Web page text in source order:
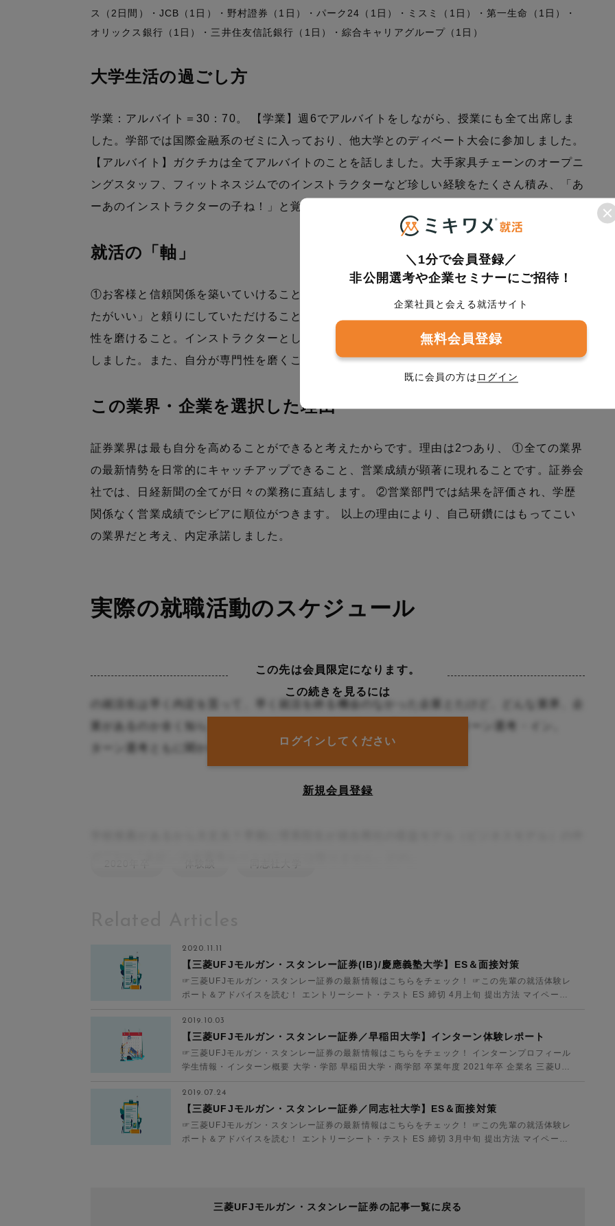
ス（2日間）・JCB（1日）・野村證券（1日）・パーク24（1日）・ミスミ（1日）・第一生命（1日）・
オリックス銀行（1日）・三井住友信託銀行（1日）・綜合キャリアグループ（1日）
大学生活の過ごし方
学業：アルバイト＝30：70。 【学業】週6でアルバイトをしながら、授業にも全て出席しま
した。学部では国際金融系のゼミに入っており、他大学とのディベート大会に参加しました。
【アルバイト】ガクチカは全てアルバイトのことを話しました。大手家具チェーンのオープニ
ングスタッフ、フィットネスジムでのインストラクターなど珍しい経験をたくさん積み、「あ
ーあのインストラクターの子ね！」と覚えていただけるようになりました。
就活の「軸」
①お客様と信頼関係を築いていけること。フィットネスジムでの個別指導の経験から、「あな
たがいい」と頼りにしていただけることにやりがいを感じるようになったからです。 ②専門
性を磨けること。インストラクターとして、専門知識なしにはお客様のお役に立てないと実感
しました。また、自分が専門性を磨くことでお客様に還元できると感じています。
この業界・企業を選択した理由
証券業界は最も自分を高めることができると考えたからです。理由は2つあり、 ①全ての業界
の最新情勢を日常的にキャッチアップできること、営業成績が顕著に現れることです。証券会
社では、日経新聞の全てが日々の業務に直結します。 ②営業部門では結果を評価され、学歴
関係なく営業成績でシビアに順位がつきます。 以上の理由により、自己研鑽にはもってこい
の業界だと考え、内定承諾しました。
実際の就職活動のスケジュール
ターン選考ともに聞かれる頻度の高い短所や弱みを問う
この先は会員限定になります。
この続きを見るには
ログインしてください
新規会員登録
2020.11.11
【三菱UFJモルガン・スタンレー証券(IB)/慶應義塾大学】ES＆面接対策
☞三菱UFJモルガン・スタンレー証券の最新情報はこちらをチェック！ ☞この先輩の就活体験レ
ポート＆アドバイスを読む！ エントリーシート・テスト ES 締切 4月上旬 提出方法 マイページ
2019.10.03
【三菱UFJモルガン・スタンレー証券／早稲田大学】インターン体験レポート
☞三菱UFJモルガン・スタンレー証券の最新情報はこちらをチェック！ インターンプロフィール
学生情報・インターン概要 大学・学部 早稲田大学・商学部 卒業年度 2021年卒 企業名 三菱UFJ
2019.07.24
【三菱UFJモルガン・スタンレー証券／同志社大学】ES＆面接対策
☞三菱UFJモルガン・スタンレー証券の最新情報はこちらをチェック！ ☞この先輩の就活体験レ
ポート＆アドバイスを読む！ エントリーシート・テスト ES 締切 3月中旬 提出方法 マイページ
三菱UFJモルガン・スタンレー証券の記事一覧に戻る
＼1分で会員登録／
非公開選考や企業セミナーにご招待！
企業社員と会える就活サイト
無料会員登録
既に会員の方は ログイン